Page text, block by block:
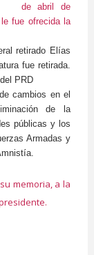
de abril de
le fue ofrecida la
retirado Elías
fue retirada.
PRD
cambios en el
de la
públicas y los
Armadas y
memoria, a la